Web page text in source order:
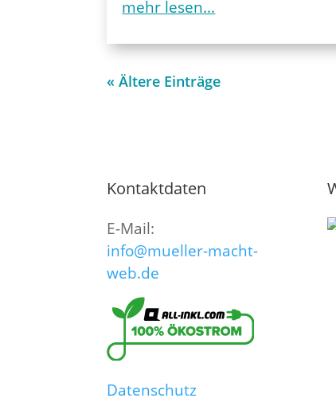
mehr lesen...
« Ältere Einträge
Kontaktdaten
E-Mail:
info@mueller-macht-
web.de
Datenschutz